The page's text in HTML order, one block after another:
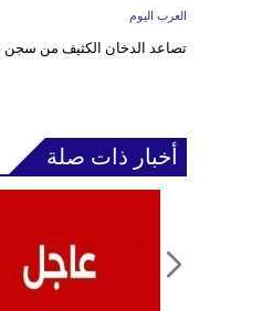
العرب اليوم
تصاعد الدخان الكثيف من سجن
أخبار ذات صلة